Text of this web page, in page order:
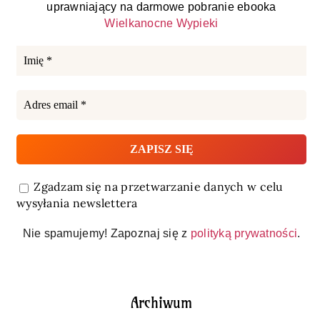
uprawniający na darmowe pobranie ebooka
Wielkanocne Wypieki
Zgadzam się na przetwarzanie danych w celu
wysyłania newslettera
Nie spamujemy! Zapoznaj się z polityką prywatności.
Archiwum